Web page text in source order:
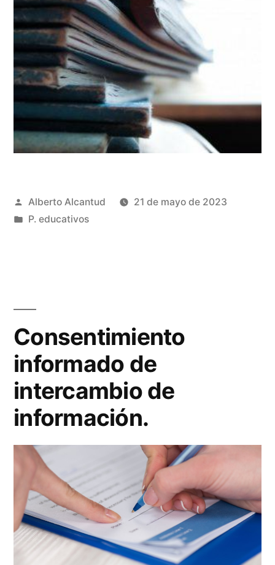
Publicado
por
Alberto Alcantud
21 de mayo de 2023
Publicado
P. educativos
Consentimiento
informado de
intercambio de
información.